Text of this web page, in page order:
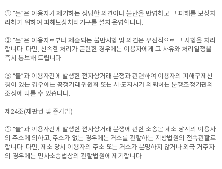
① “몰”은 이용자가 제기하는 정당한 의견이나 불만을 반영하고 그 피해를 보상처
리하기 위하여 피해보상처리기구를 설치·운영합니다.
② “몰”은 이용자로부터 제출되는 불만사항 및 의견은 우선적으로 그 사항을 처리
합니다. 다만, 신속한 처리가 곤란한 경우에는 이용자에게 그 사유와 처리일정을
즉시 통보해 드립니다.
③ “몰”과 이용자간에 발생한 전자상거래 분쟁과 관련하여 이용자의 피해구제신
청이 있는 경우에는 공정거래위원회 또는 시·도지사가 의뢰하는 분쟁조정기관의
조정에 따를 수 있습니다.
제24조(재판권 및 준거법)
① “몰”과 이용자간에 발생한 전자상거래 분쟁에 관한 소송은 제소 당시의 이용자
의 주소에 의하고, 주소가 없는 경우에는 거소를 관할하는 지방법원의 전속관할로
합니다. 다만, 제소 당시 이용자의 주소 또는 거소가 분명하지 않거나 외국 거주자
의 경우에는 민사소송법상의 관할법원에 제기합니다.